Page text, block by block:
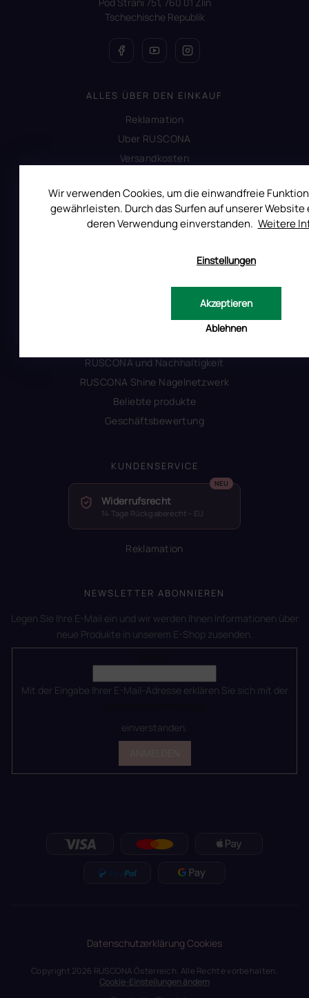
Wir verwenden Cookies, um die einwandfreie
gewährleisten. Durch das Surfen auf unserer Website
deren Verwendung einverstanden. Weitere
Einstellungen
Ablehnen
Akzeptieren
Pod Strani 751, 760 01 Zlín
Tschechische Republik
ALLES ÜBER DEN EINKAUF
Reklamation
Uber RUSCONA
Versandkosten
Datenschutzerklärung
Produktsicherheit
INFORMATIONEN FÜR SIE
Kontakt
Alles zum Verbot von TPO
RUSCONA und Nachhaltigkeit
RUSCONA Shine Nagelnetzwerk
Beliebte produkte
Geschäftsbewertung
KUNDENSERVICE
Widerrufsrecht
14 Tage Rückgaberecht – EU
Reklamation
NEWSLETTER ABONNIEREN
Legen Sie Ihre E-Mail ein und wir werden Ihnen Informationen über
neue Produkte in unserem E-Shop zusenden.
Mit der Eingabe Ihrer E-Mail-Adresse erklären Sie sich mit der
einverstanden.
DatenschutzerklärungCookies
Copyright 2026 RUSCONA Österreich. Alle Rechte vorbehalten.
Cookie-Einstellungen ändern